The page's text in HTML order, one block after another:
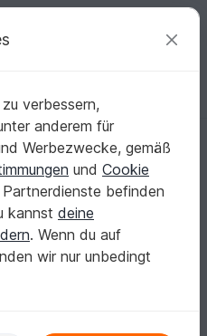
einloggen Kostenlos registrieren
Dreieckstücher
- No.126
mit Muscheln -
verbessern,
anderem für
Werbezwecke, gemäß
und Cookie
Partnerdienste befinden
kannst deine
. Wenn du auf
wir nur unbedingt